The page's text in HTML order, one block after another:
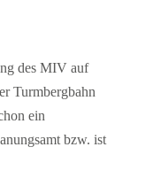
des MIV auf
Turmbergbahn
ein
bzw. ist